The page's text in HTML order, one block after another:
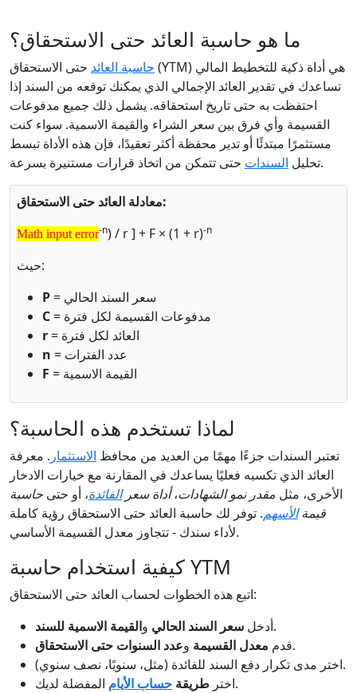
ما هو حاسبة العائد حتى الاستحقاق؟
حاسبة العائد حتى الاستحقاق (YTM) هي أداة ذكية للتخطيط المالي
تساعدك في تقدير العائد الإجمالي الذي يمكنك توقعه من السند إذا
احتفظت به حتى تاريخ استحقاقه. يشمل ذلك جميع مدفوعات
القسيمة وأي فرق بين سعر الشراء والقيمة الاسمية. سواء كنت
مستثمرًا مبتدئًا أو تدير محفظة أكثر تعقيدًا، فإن هذه الأداة تبسط
تحليل السندات حتى تتمكن من اتخاذ قرارات مستنيرة بسرعة.
معادلة العائد حتى الاستحقاق:
Math input error
Math input error -n) / r ] + F × (1 + r)-n
حيث:
P
= سعر السند الحالي
C
= مدفوعات القسيمة لكل فترة
r
= العائد لكل فترة
n
= عدد الفترات
F
= القيمة الاسمية
لماذا تستخدم هذه الحاسبة؟
تعتبر السندات جزءًا مهمًا من العديد من محافظ الاستثمار . معرفة
العائد الذي تكسبه فعليًا يساعدك في المقارنة مع خيارات الادخار
الأخرى، مثل مقدر نمو الشهادات،أداة سعرالفائدة، أو حتى حاسبة
قيمةالأسهم. توفر لك حاسبة العائد حتى الاستحقاق رؤية كاملة
لأداء سندك - تتجاوز معدل القسيمة الأساسي.
كيفية استخدام حاسبة YTM
اتبع هذه الخطوات لحساب العائد حتى الاستحقاق:
أدخل سعر السند الحالي والقيمة الاسمية للسند
.
قدم معدل القسيمة وعدد السنوات حتى الاستحقاق
.
اختر مدى تكرار دفع السند للفائدة (مثل، سنويًا، نصف سنوي).
اختر طريقة حساب الأيام المفضلة لديك.